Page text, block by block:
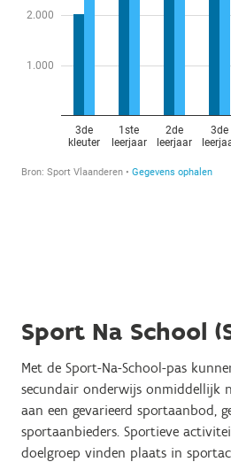
Sport Na School
Met de Sport-Na-School-pas
secundair onderwijs onmiddellijk
aan een gevarieerd sportaanbod,
sportaanbieders. Sportieve
doelgroep vinden plaats in